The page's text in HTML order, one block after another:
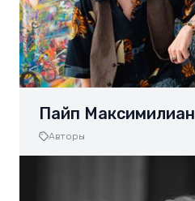
Пайп Максимилиан
Авторы